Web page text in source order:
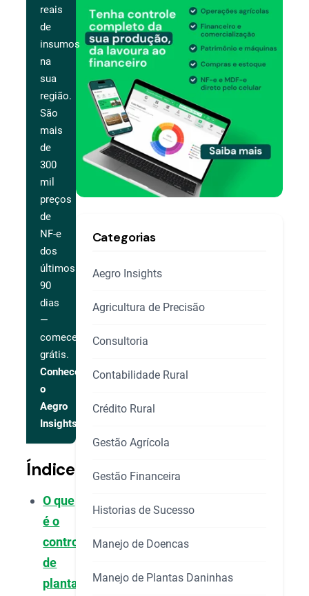
reais
de
insumos
na
sua
região.
São
mais
de
300
mil
preços
de
NF-e
dos
últimos
90
dias
—
comece
grátis.
Conhecer
o
Aegro
Insights
Índice
O que
é o
controle
de
plantas
Categorias
Aegro Insights
Agricultura de Precisão
Consultoria
Contabilidade Rural
Crédito Rural
Gestão Agrícola
Gestão Financeira
Historias de Sucesso
Manejo de Doencas
Manejo de Plantas Daninhas